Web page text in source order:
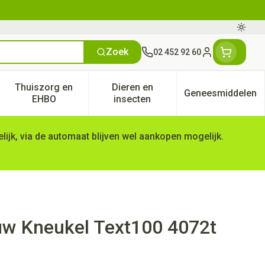
Zoek 02 452 92 60
Klant menu
categorie
voor Natuur geneeskunde categorie
Thuiszorg en
EHBOToon submenu voor Thuiszorg en EHBO categorie
Dieren en
insectenToon submenu voor Dieren
Geneesmiddelen
Toon
via de automaat blijven wel aankopen mogelijk.
Kneukel Text100 4072t